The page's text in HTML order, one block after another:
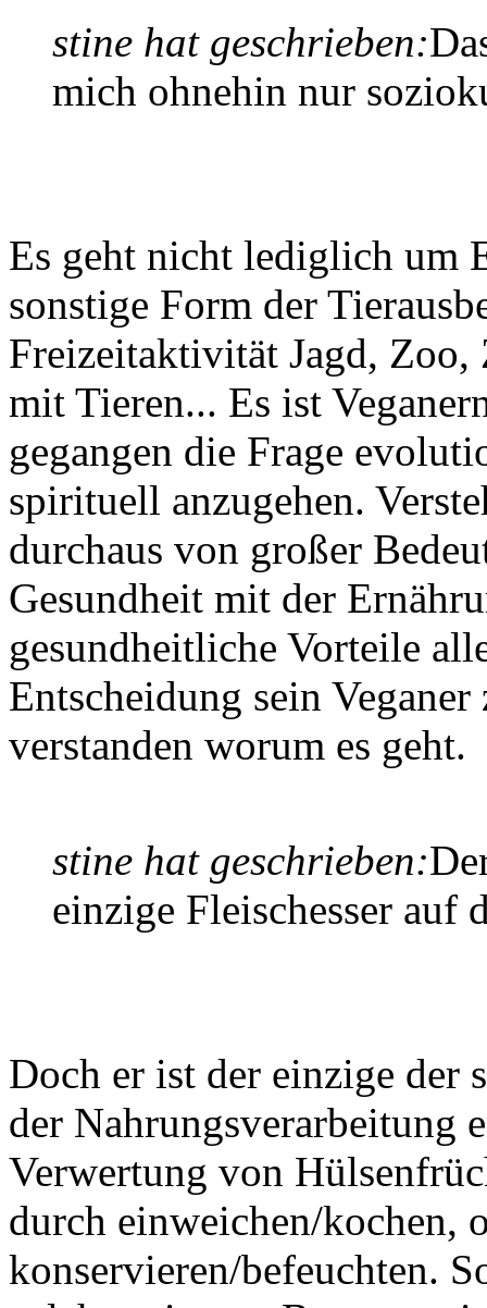
stine hat geschrieben:
mich ohnehin nur
Es geht nicht lediglich um
sonstige Form der
Freizeitaktivität Jagd,
mit Tieren... Es ist
gegangen die Frage
spirituell anzugehen.
durchaus von großer
Gesundheit mit der
gesundheitliche Vorteile
Entscheidung sein
verstanden worum es geht.
stine hat geschrieben:
einzige Fleischesser auf
Doch er ist der einzige der
der Nahrungsverarbeitung
Verwertung von
durch einweichen/kochen,
konservieren/befeuchten.